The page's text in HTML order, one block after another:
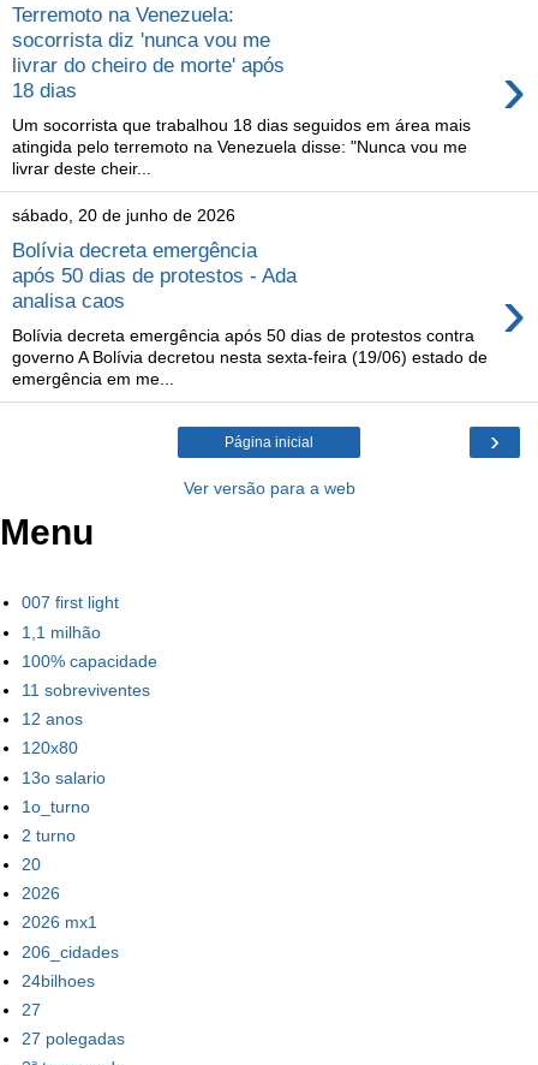
Terremoto na Venezuela:
socorrista diz 'nunca vou me
livrar do cheiro de morte' após
18 dias
›
Um socorrista que trabalhou 18 dias seguidos em área mais
atingida pelo terremoto na Venezuela disse: "Nunca vou me
livrar deste cheir...
sábado, 20 de junho de 2026
Bolívia decreta emergência
após 50 dias de protestos - Ada
analisa caos
›
Bolívia decreta emergência após 50 dias de protestos contra
governo A Bolívia decretou nesta sexta-feira (19/06) estado de
emergência em me...
›
Página inicial
Ver versão para a web
Menu
007 first light
1,1 milhão
100% capacidade
11 sobreviventes
12 anos
120x80
13o salario
1o_turno
2 turno
20
2026
2026 mx1
206_cidades
24bilhoes
27
27 polegadas